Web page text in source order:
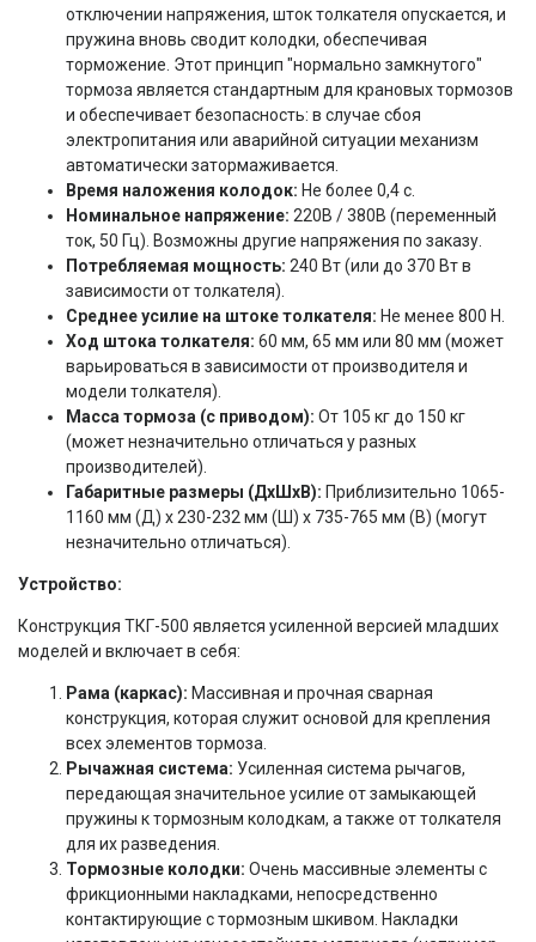
отключении напряжения, шток толкателя опускается, и
пружина вновь сводит колодки, обеспечивая
торможение. Этот принцип "нормально замкнутого"
тормоза является стандартным для крановых тормозов
и обеспечивает безопасность: в случае сбоя
электропитания или аварийной ситуации механизм
автоматически затормаживается.
Время наложения колодок: Не более 0,4 с.
Номинальное напряжение: 220В / 380В (переменный
ток, 50 Гц). Возможны другие напряжения по заказу.
Потребляемая мощность: 240 Вт (или до 370 Вт в
зависимости от толкателя).
Среднее усилие на штоке толкателя: Не менее 800 Н.
Ход штока толкателя: 60 мм, 65 мм или 80 мм (может
варьироваться в зависимости от производителя и
модели толкателя).
Масса тормоза (с приводом): От 105 кг до 150 кг
(может незначительно отличаться у разных
производителей).
Габаритные размеры (ДхШхВ): Приблизительно 1065-
1160 мм (Д) x 230-232 мм (Ш) x 735-765 мм (В) (могут
незначительно отличаться).
Устройство:
Конструкция ТКГ-500 является усиленной версией младших
моделей и включает в себя:
Рама (каркас): Массивная и прочная сварная
конструкция, которая служит основой для крепления
всех элементов тормоза.
Рычажная система: Усиленная система рычагов,
передающая значительное усилие от замыкающей
пружины к тормозным колодкам, а также от толкателя
для их разведения.
Тормозные колодки: Очень массивные элементы с
фрикционными накладками, непосредственно
контактирующие с тормозным шкивом. Накладки